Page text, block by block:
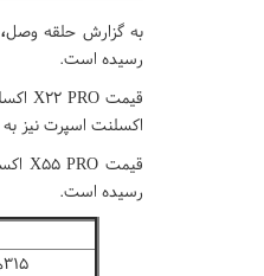
به گزارش حلقه وصل،
رسیده است.
اکسلنت اسپرت نیز به ۸۸۰ میلیون تومان رسیده است.
رسیده است.
۳۱۵هاچ بک پلاس